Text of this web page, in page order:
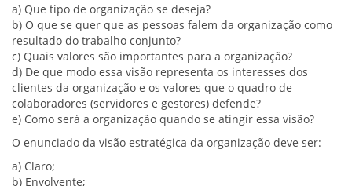
a) Que tipo de organização se deseja?
b) O que se quer que as pessoas falem da organização como
resultado do trabalho conjunto?
c) Quais valores são importantes para a organização?
d) De que modo essa visão representa os interesses dos
clientes da organização e os valores que o quadro de
colaboradores (servidores e gestores) defende?
e) Como será a organização quando se atingir essa visão?
O enunciado da visão estratégica da organização deve ser:
a) Claro;
b) Envolvente;